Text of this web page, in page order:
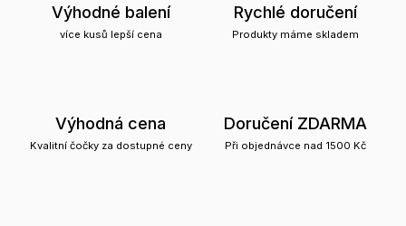
Výhodné balení
více kusů lepší cena
Rychlé doručení
Produkty máme skladem
Výhodná cena
Kvalitní čočky za dostupné ceny
Doručení ZDARMA
Při objednávce nad 1500 Kč